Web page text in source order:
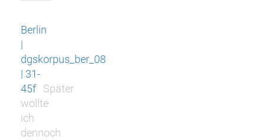
Berlin
|
dgskorpus_ber_08
| 31-
45f
Später
wollte
ich
dennoch